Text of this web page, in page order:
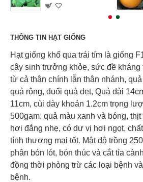
THÔNG TIN HẠT GIỐNG
Hạt giống khổ qua trái tím là giống
cây sinh trưởng khỏe, sức đề kháng
từ cả thân chính lẫn thân nhánh,
quả rộng, đuổi quả dẹt, Quả dài
11cm, cùi dày khoản 1.2cm trọng
500gam, quả màu xanh và bóng,
hơi đắng nhẹ, có dư vị hơi ngọt,
tính thương mại tốt. Mật độ trồng
phân bón lót, bón thúc và cắt tỉa
đồng thời phòng trừ các loại bệnh
bệnh.